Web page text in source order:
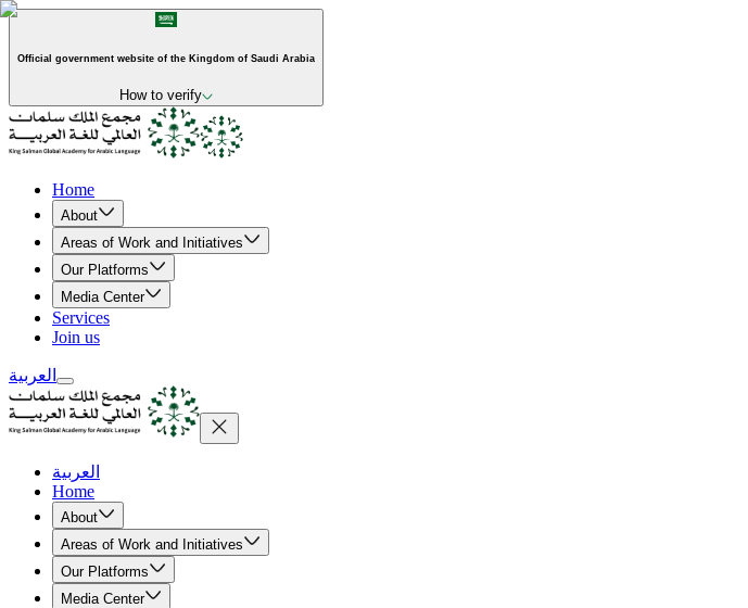
Official government website of the Kingdom of Saudi Arabia
How to verify
Home
About
Areas of Work and Initiatives
Our Platforms
Media Center
Services
Join us
العربية
العربية
Home
About
Areas of Work and Initiatives
Our Platforms
Media Center